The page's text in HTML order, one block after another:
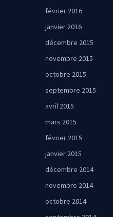
février 2016
janvier 2016
décembre 2015
novembre 2015
octobre 2015
septembre 2015
avril 2015
mars 2015
février 2015
janvier 2015
décembre 2014
novembre 2014
octobre 2014